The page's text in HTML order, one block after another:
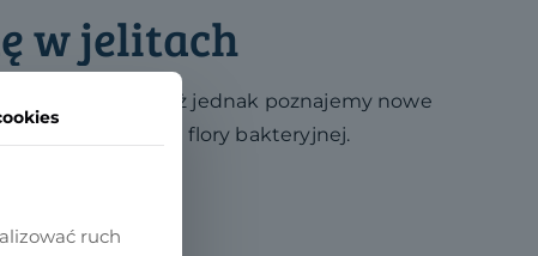
w jelitach
w jelitach. Wciąż jednak poznajemy nowe
zaburzeń flory bakteryjnej.
ruch